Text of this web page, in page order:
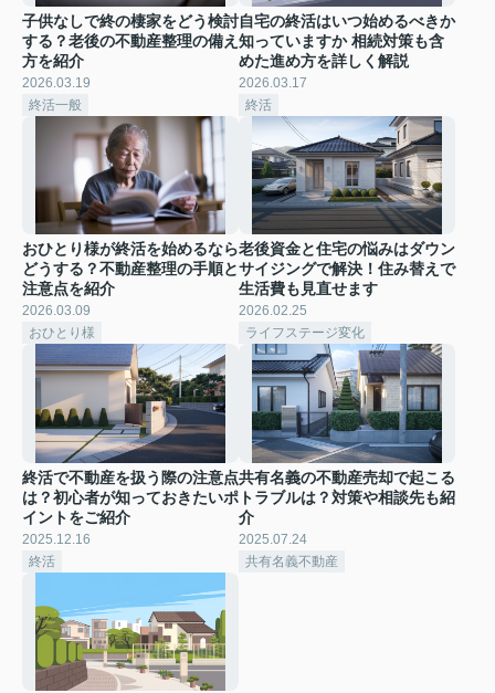
子供なしで終の棲家をどう検討
する？老後の不動産整理の備え
方を紹介
2026.03.19
終活一般
自宅の終活はいつ始めるべきか
知っていますか 相続対策も含
めた進め方を詳しく解説
2026.03.17
終活
おひとり様が終活を始めるなら
どうする？不動産整理の手順と
注意点を紹介
2026.03.09
おひとり様
老後資金と住宅の悩みはダウン
サイジングで解決！住み替えで
生活費も見直せます
2026.02.25
ライフステージ変化
終活で不動産を扱う際の注意点
は？初心者が知っておきたいポ
イントをご紹介
2025.12.16
終活
共有名義の不動産売却で起こる
トラブルは？対策や相談先も紹
介
2025.07.24
共有名義不動産